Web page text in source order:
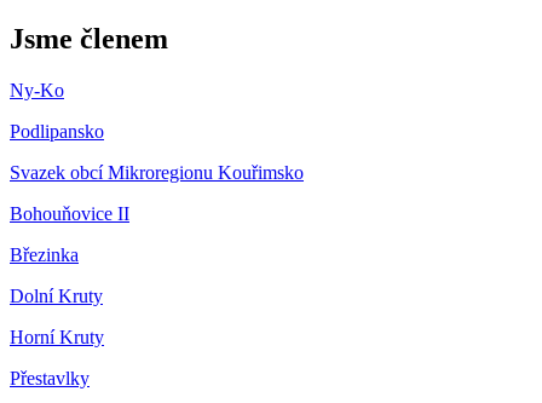
Jsme členem
Ny-Ko
Podlipansko
Svazek obcí Mikroregionu Kouřimsko
Bohouňovice II
Březinka
Dolní Kruty
Horní Kruty
Přestavlky